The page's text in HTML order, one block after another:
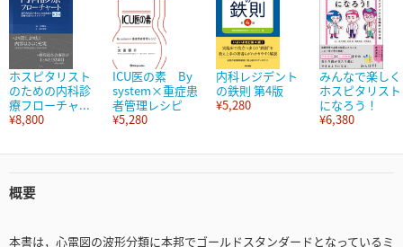
ホスピタリスト
のための内科診
療フローチャ...
¥8,800
ICU医の素 By
system×重症患
者管理レシピ
¥5,280
内科レジデント
の鉄則 第4版
¥5,280
みんなで楽しく
ホスピタリスト
になろう！
¥6,380
概要
本書は，心電図の波形分類に本邦でゴールドスタンダードとなっているミ